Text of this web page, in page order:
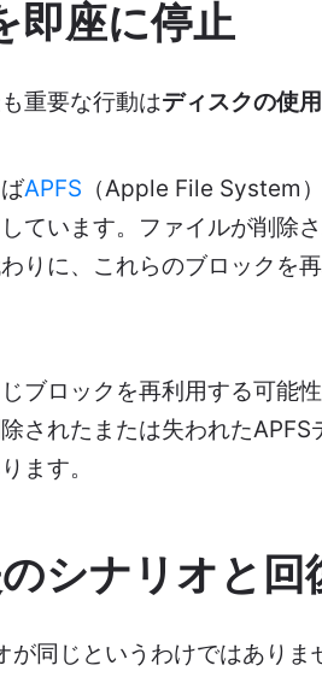
即座に停止
重要な行動はディスクの使
APFS （Apple File System）
ています。ファイルが削除
りに、これらのブロックを
ブロックを再利用する可能
されたまたは失われた
ます。
シナリオと回
が同じというわけではあり